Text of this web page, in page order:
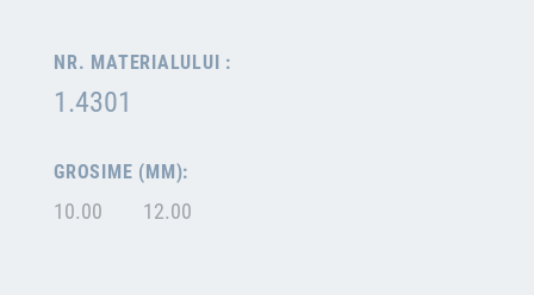
NR. MATERIALULUI :
1.4301
GROSIME (MM):
10.00 12.00